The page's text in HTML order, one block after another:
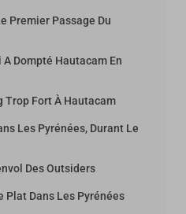
Premier Passage Du
Dompté Hautacam En
Trop Fort À Hautacam
Les Pyrénées, Durant Le
Des Outsiders
Plat Dans Les Pyrénées